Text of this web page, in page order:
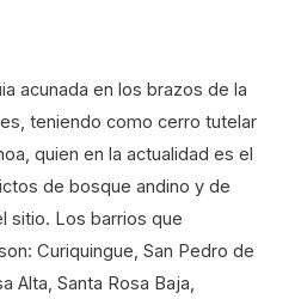
acunada en los brazos de la
teniendo como cerro tutelar
quien en la actualidad es el
de bosque andino y de
sitio. Los barrios que
Curiquingue, San Pedro de
Alta, Santa Rosa Baja,